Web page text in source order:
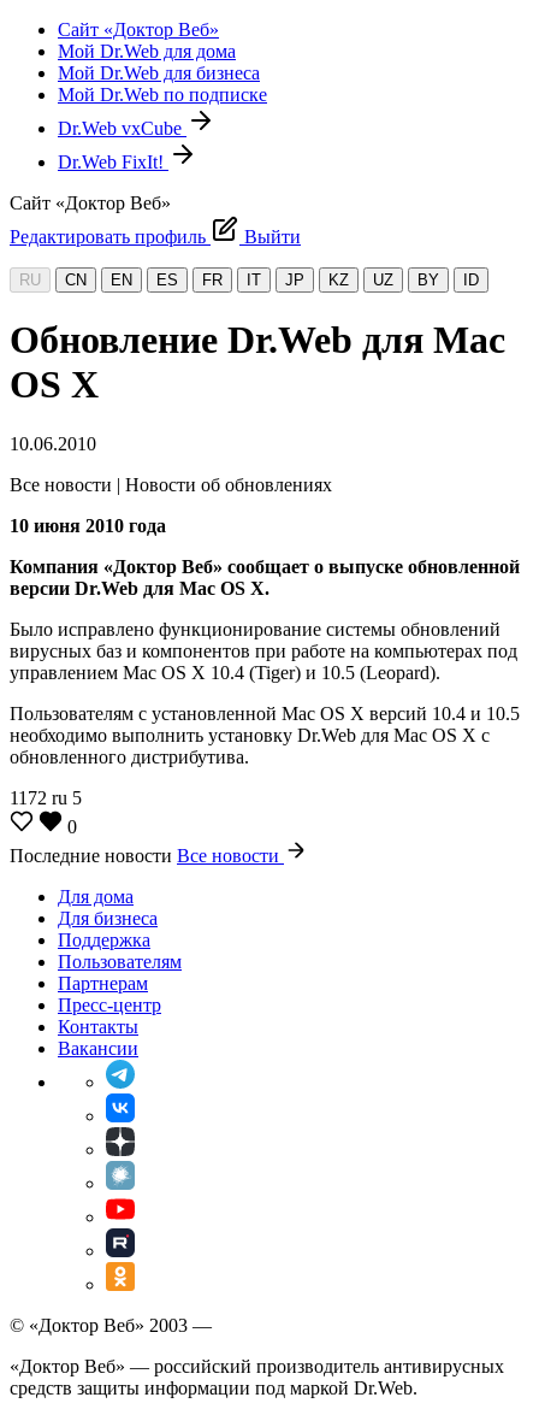
Сайт «Доктор Веб»
Мой Dr.Web для дома
Мой Dr.Web для бизнеса
Мой Dr.Web по подписке
Dr.Web vxCube
Dr.Web FixIt!
Сайт «Доктор Веб»
Редактировать профиль
Выйти
RU CN EN ES FR IT JP KZ UZ BY ID
Обновление Dr.Web для Mac
OS X
10.06.2010
Все новости | Новости об обновлениях
10 июня 2010 года
Компания «Доктор Веб» сообщает о выпуске обновленной
версии Dr.Web для Mac OS X.
Было исправлено функционирование системы обновлений
вирусных баз и компонентов при работе на компьютерах под
управлением Mac OS X 10.4 (Tiger) и 10.5 (Leopard).
Пользователям с установленной Mac OS X версий 10.4 и 10.5
необходимо выполнить установку Dr.Web для Mac OS X с
обновленного дистрибутива.
1172 ru 5
0
Последние новости Все новости
Для дома
Для бизнеса
Поддержка
Пользователям
Партнерам
Пресс-центр
Контакты
Вакансии
© «Доктор Веб» 2003 —
«Доктор Веб» — российский производитель антивирусных
средств защиты информации под маркой Dr.Web.